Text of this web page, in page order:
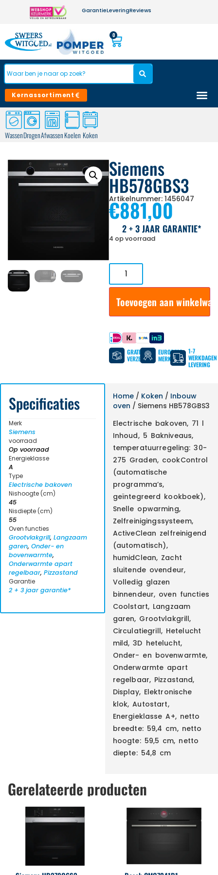
GarantieLeveringReviews
0
Kernassortiment
WassenDrogenAfwassenKoelen Koken
Siemens
HB578GBS3
Artikelnummer: 1456047
€881,00
2 + 3 JAAR GARANTIE*
4 op voorraad
Toevoegen aan
Betaal met
GRATIS
VERZENDING
EUROPESE
MERKEN
1-7
WERKDAGEN
LEVERING
Specificaties
Merk
Siemens
voorraad
Op voorraad
Energieklasse
A
Type
Electrische bakoven
Nishoogte (cm)
45
Nisdiepte (cm)
55
Oven functies
Grootvlakgrill, Langzaam
garen, Onder- en
bovenwarmte,
Onderwarmte apart
regelbaar, Pizzastand
Garantie
2 + 3 jaar garantie*
Home/ Koken / Inbouw
oven / Siemens HB578GBS3
Electrische bakoven, 71 l
Inhoud, 5 Bakniveaus,
temperatuurregeling: 30-
275 Graden, cookControl
(automatische
programma’s,
geïntegreerd kookboek),
Snelle opwarming,
Zelfreinigingssysteem,
ActiveClean zelfreinigend
(automatisch),
humidClean, Zacht
sluitende ovendeur,
Volledig glazen
binnendeur, oven functies
Coolstart, Langzaam
garen, Grootvlakgrill,
Circulatiegrill, Hetelucht
mild, 3D hetelucht,
Onder- en bovenwarmte,
Onderwarmte apart
regelbaar, Pizzastand,
Display, Elektronische
klok, Autostart,
Energieklasse A+, netto
breedte: 59,4 cm, netto
hoogte: 59,5 cm, netto
diepte: 54,8 cm
Gerelateerde producten